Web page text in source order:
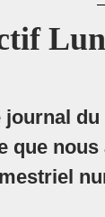
journal du
que